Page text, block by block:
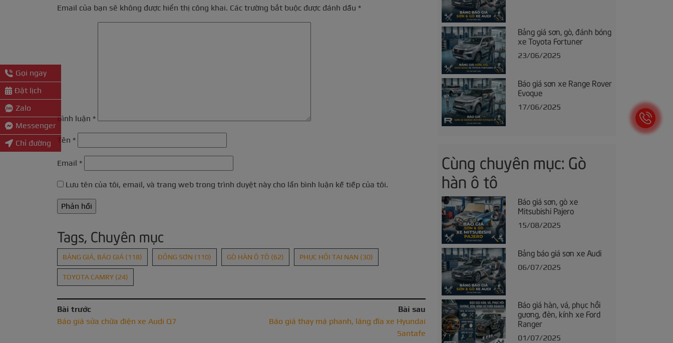
Email của bạn sẽ không được hiển thị công khai. Các trường bắt buộc được đánh dấu *
Bình luận *
Tên *
Email *
Lưu tên của tôi, email, và trang web trong trình duyệt này cho lần bình luận kế tiếp của tôi.
Tags, Chuyên mục
BẢNG GIÁ, BÁO GIÁ (118) ĐỒNG SƠN (110) GÒ HÀN Ô TÔ (62) PHỤC HỒI TAI NẠN (30)
TOYOTA CAMRY (24)
Bài trước
Báo giá sửa chữa điện xe Audi Q7
Bài sau
Báo giá thay má phanh, láng đĩa xe Hyundai
Santafe
Bảng giá sơn, gò, đánh bóng
xe Toyota Fortuner
23/06/2025
Báo giá sơn xe Range Rover
Evoque
17/06/2025
Cùng chuyên mục: Gò
hàn ô tô
Báo giá sơn, gò xe
Mitsubishi Pajero
15/08/2025
Bảng báo giá sơn xe Audi
06/07/2025
Báo giá hàn, vá, phục hồi
gương, đèn, kính xe Ford
Ranger
01/07/2025
Gọi ngay
Đặt lịch
Zalo
Messenger
Chỉ đường